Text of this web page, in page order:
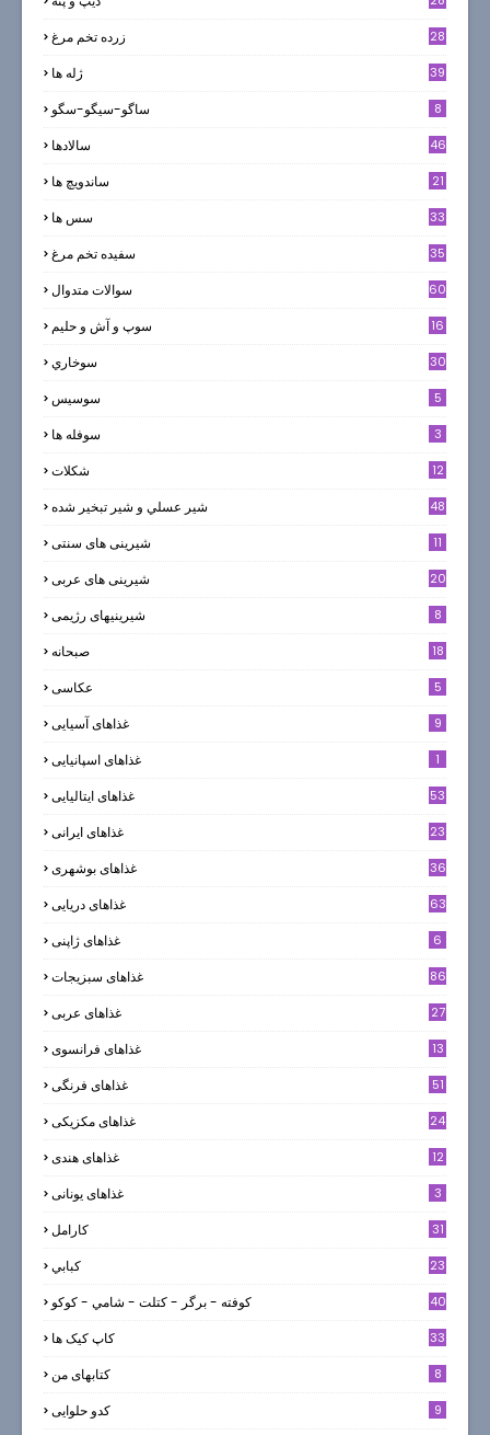
زرده تخم مرغ 28
ژله ها 39
ساگو-سیگو-سگو 8
سالادها 46
ساندویچ ها 21
سس ها 33
سفيده تخم مرغ 35
سوالات متدوال 60
سوپ و آش و حليم 16
سوخاري 30
سوسيس 5
سوفله ها 3
شکلات
12
شير عسلي و شير تبخير شده 48
شیرینی های سنتی 11
شیرینی های عربی 20
شیرینیهای رژیمی 8
صبحانه 18
عکاسی 5
غذاهای آسیایی 9
غذاهای اسپانیایی 1
غذاهای ایتالیایی 53
غذاهای ایرانی 23
غذاهای بوشهری 36
غذاهای دریایی 63
غذاهای ژاپنی 6
غذاهای سبزیجات 86
غذاهای عربی 27
غذاهای فرانسوی 13
غذاهای فرنگی 51
غذاهای مکزیکی 24
غذاهای هندی 12
غذاهای یونانی 3
كارامل 31
كبابي 23
كوفته - برگر - كتلت - شامي - كوكو 40
کاپ کیک ها 33
کتابهای من 8
کدو حلوایی 9